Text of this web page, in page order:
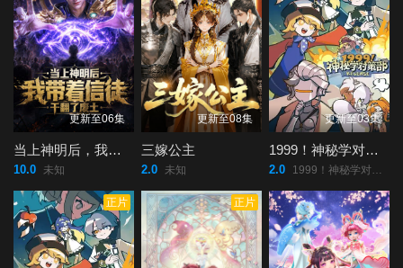
更新至06集
当上神明后，我带着信徒干翻了废土
10.0 未知
更新至08集
三嫁公主
2.0 未知
更新至03集
1999！神秘学对策部国语
2.0 1999！神秘学对策部/
正片 正片